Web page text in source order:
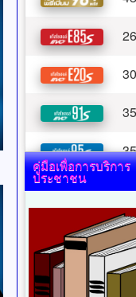
คู่มือเพื่อการบริการ
ประชาชน